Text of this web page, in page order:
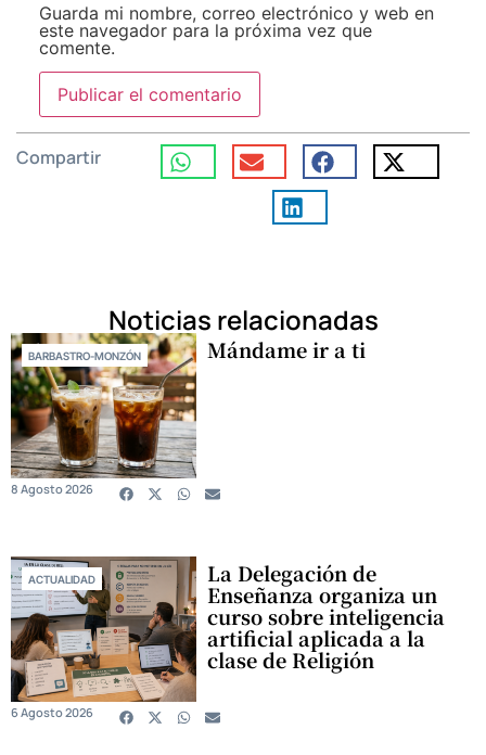
Guarda mi nombre, correo electrónico y web en
este navegador para la próxima vez que
comente.
Compartir
Noticias relacionadas
BARBASTRO-MONZÓN Mándame ir a ti
8 Agosto 2026
ACTUALIDAD La Delegación de
Enseñanza organiza un
curso sobre inteligencia
artificial aplicada a la
clase de Religión
6 Agosto 2026